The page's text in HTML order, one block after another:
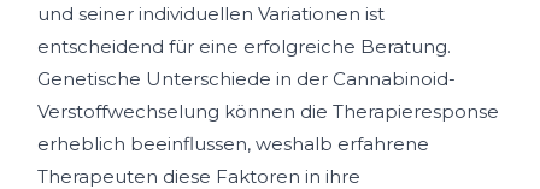
und seiner individuellen Variationen ist
entscheidend für eine erfolgreiche Beratung.
Genetische Unterschiede in der Cannabinoid-
Verstoffwechselung können die Therapieresponse
erheblich beeinflussen, weshalb erfahrene
Therapeuten diese Faktoren in ihre